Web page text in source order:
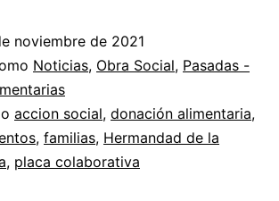
noviembre de 2021
Noticias, Obra Social, Pasadas -
accion social, donación alimentaria,
, familias, Hermandad de la
, placa colaborativa